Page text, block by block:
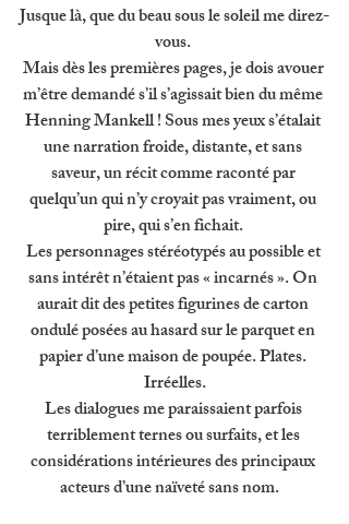
Jusque là, que du beau sous le soleil me direz-
vous.
Mais dès les premières pages, je dois avouer
m’être demandé s’il s’agissait bien du même
Henning Mankell ! Sous mes yeux s’étalait
une narration froide, distante, et sans
saveur, un récit comme raconté par
quelqu’un qui n’y croyait pas vraiment, ou
pire, qui s’en fichait.
Les personnages stéréotypés au possible et
sans intérêt n’étaient pas « incarnés ». On
aurait dit des petites figurines de carton
ondulé posées au hasard sur le parquet en
papier d’une maison de poupée. Plates.
Irréelles.
Les dialogues me paraissaient parfois
terriblement ternes ou surfaits, et les
considérations intérieures des principaux
acteurs d’une naïveté sans nom.